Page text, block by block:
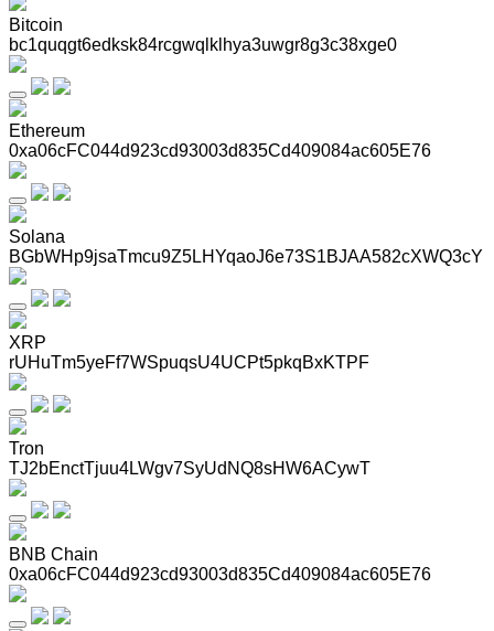
Bitcoin
bc1quqgt6edksk84rcgwqlklhya3uwgr8g3c38xge0
Ethereum
0xa06cFC044d923cd93003d835Cd409084ac605E76
Solana
BGbWHp9jsaTmcu9Z5LHYqaoJ6e73S1BJAA582cXWQ3cY
XRP
rUHuTm5yeFf7WSpuqsU4UCPt5pkqBxKTPF
Tron
TJ2bEnctTjuu4LWgv7SyUdNQ8sHW6ACywT
BNB Chain
0xa06cFC044d923cd93003d835Cd409084ac605E76